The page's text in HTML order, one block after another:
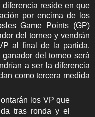
reside en que
por encima de los
Game Points (GP)
del torneo y vendrán
al final de la partida.
del torneo será
a ser la diferencia
como tercera medida
los VP que
tras ronda y el